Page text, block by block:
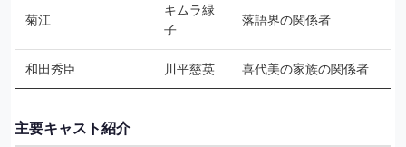
菊江
キムラ緑
子
落語界の関係者
和田秀臣 川平慈英 喜代美の家族の関係者
主要キャスト紹介